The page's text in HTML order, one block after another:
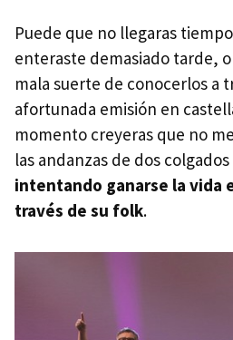
Puede que no llegaras
enteraste demasiado tarde,
mala suerte de conocerlos a
afortunada emisión en
momento creyeras que no
las andanzas de dos
intentando ganarse la vida
través de su folk.